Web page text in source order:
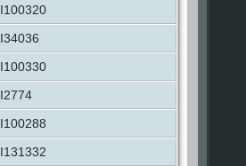
I100320
I34036
I100330
I2774
I100288
I131332